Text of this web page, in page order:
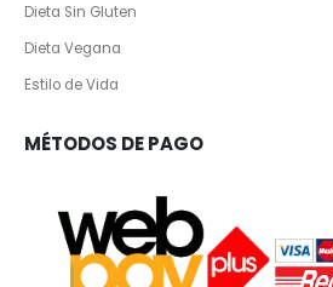
Dieta Sin Gluten
Dieta Vegana
Estilo de Vida
MÉTODOS DE PAGO